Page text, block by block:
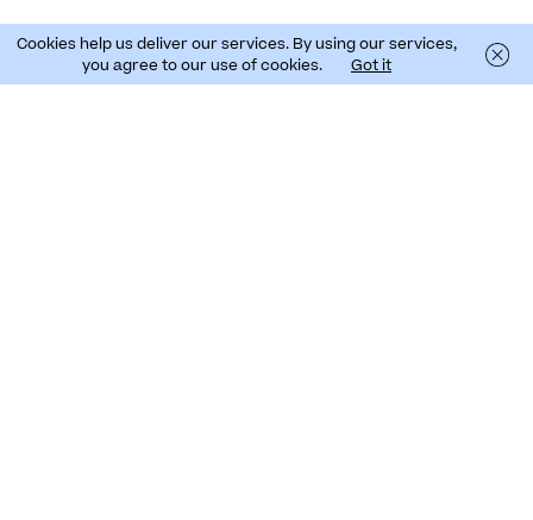
Cátia Gouveia
Cookies help us deliver our services. By using our services,
you agree to our use of cookies.
Got it